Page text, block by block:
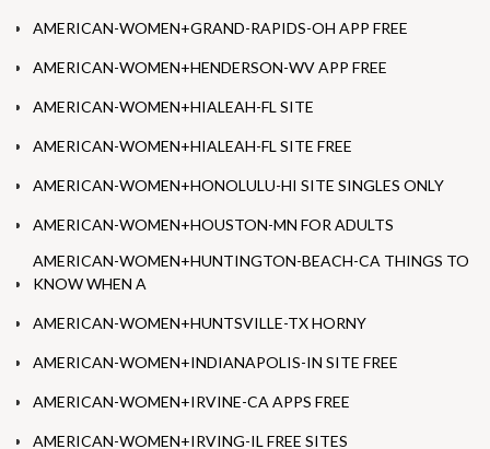
AMERICAN-WOMEN+GRAND-RAPIDS-OH APP FREE
AMERICAN-WOMEN+HENDERSON-WV APP FREE
AMERICAN-WOMEN+HIALEAH-FL SITE
AMERICAN-WOMEN+HIALEAH-FL SITE FREE
AMERICAN-WOMEN+HONOLULU-HI SITE SINGLES ONLY
AMERICAN-WOMEN+HOUSTON-MN FOR ADULTS
AMERICAN-WOMEN+HUNTINGTON-BEACH-CA THINGS TO
KNOW WHEN A
AMERICAN-WOMEN+HUNTSVILLE-TX HORNY
AMERICAN-WOMEN+INDIANAPOLIS-IN SITE FREE
AMERICAN-WOMEN+IRVINE-CA APPS FREE
AMERICAN-WOMEN+IRVING-IL FREE SITES